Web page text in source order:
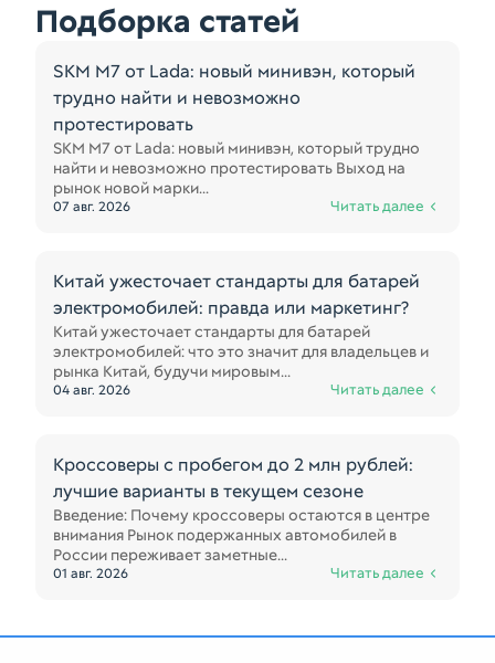
Подборка статей
SKM M7 от Lada: новый минивэн, который
трудно найти и невозможно
протестировать
SKM M7 от Lada: новый минивэн, который трудно
найти и невозможно протестировать Выход на
рынок новой марки...
07 авг. 2026 Читать далее
Китай ужесточает стандарты для батарей
электромобилей: правда или маркетинг?
Китай ужесточает стандарты для батарей
электромобилей: что это значит для владельцев и
рынка Китай, будучи мировым...
04 авг. 2026 Читать далее
Кроссоверы с пробегом до 2 млн рублей:
лучшие варианты в текущем сезоне
Введение: Почему кроссоверы остаются в центре
внимания Рынок подержанных автомобилей в
России переживает заметные...
01 авг. 2026 Читать далее